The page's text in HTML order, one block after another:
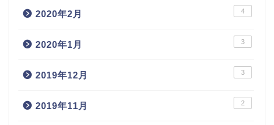
2020年2月 4
2020年1月 3
2019年12月 3
2019年11月 2